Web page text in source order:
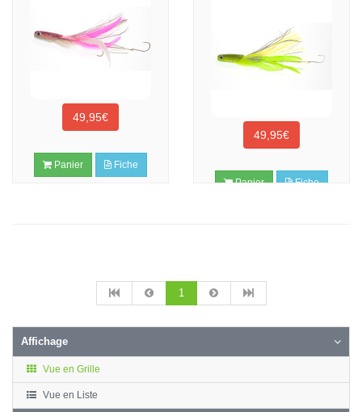
49,95€
Panier Fiche
49,95€
Panier Fiche
1
Affichage
Vue en Grille
Vue en Liste